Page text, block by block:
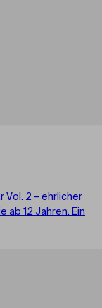
Vol. 2 – ehrlicher
ab 12 Jahren. Ein